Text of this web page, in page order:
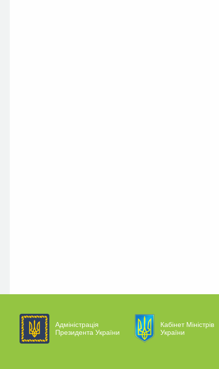
Адміністрація
Президента України
Кабінет Міністрів
України